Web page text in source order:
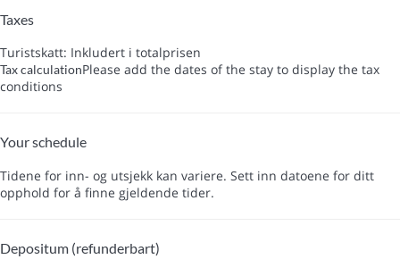
Taxes
Turistskatt: Inkludert i totalprisen
Tax calculationPlease add the dates of the stay to display the tax
conditions
Your schedule
Tidene for inn- og utsjekk kan variere. Sett inn datoene for ditt
opphold for å finne gjeldende tider.
Depositum (refunderbart)